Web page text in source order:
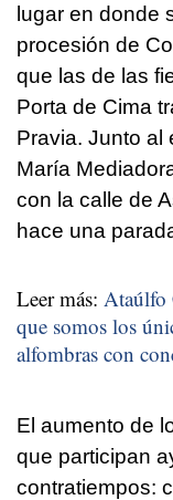
lugar en donde
procesión de
que las de las
Porta de Cima
Pravia. Junto al
María
con la calle de
hace una
Leer más: Ataúlfo
que somos los
alfombras con
El aumento de
que participan
contratiempos: